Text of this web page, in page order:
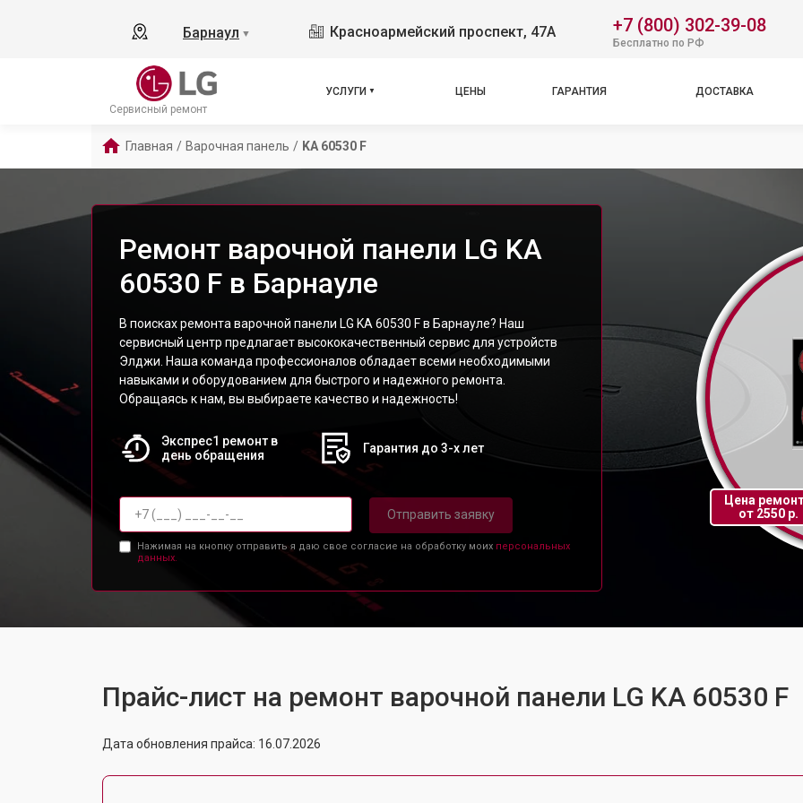
Барнаул ▼ Красноармейский проспект, 47А +7 (800) 302-39-08
Бесплатно по РФ
Сервисный ремонт
УСЛУГИ ЦЕНЫ ГАРАНТИЯ ДОСТАВКА
Главная / Варочная панель / KA 60530 F
Ремонт варочной панели LG KA
60530 F в Барнауле
В поисках ремонта варочной панели LG KA 60530 F в Барнауле? Наш
сервисный центр предлагает высококачественный сервис для устройств
Элджи. Наша команда профессионалов обладает всеми необходимыми
навыками и оборудованием для быстрого и надежного ремонта.
Обращаясь к нам, вы выбираете качество и надежность!
Экспрес1 ремонт в
день обращения
Гарантия до 3-х лет
Отправить заявку
Нажимая на кнопку отправить я даю свое согласие на обработку моих персональных
данных.
Цена
от 2550 р.
Прайс-лист на ремонт варочной панели LG KA 60530 F
Дата обновления прайса: 16.07.2026